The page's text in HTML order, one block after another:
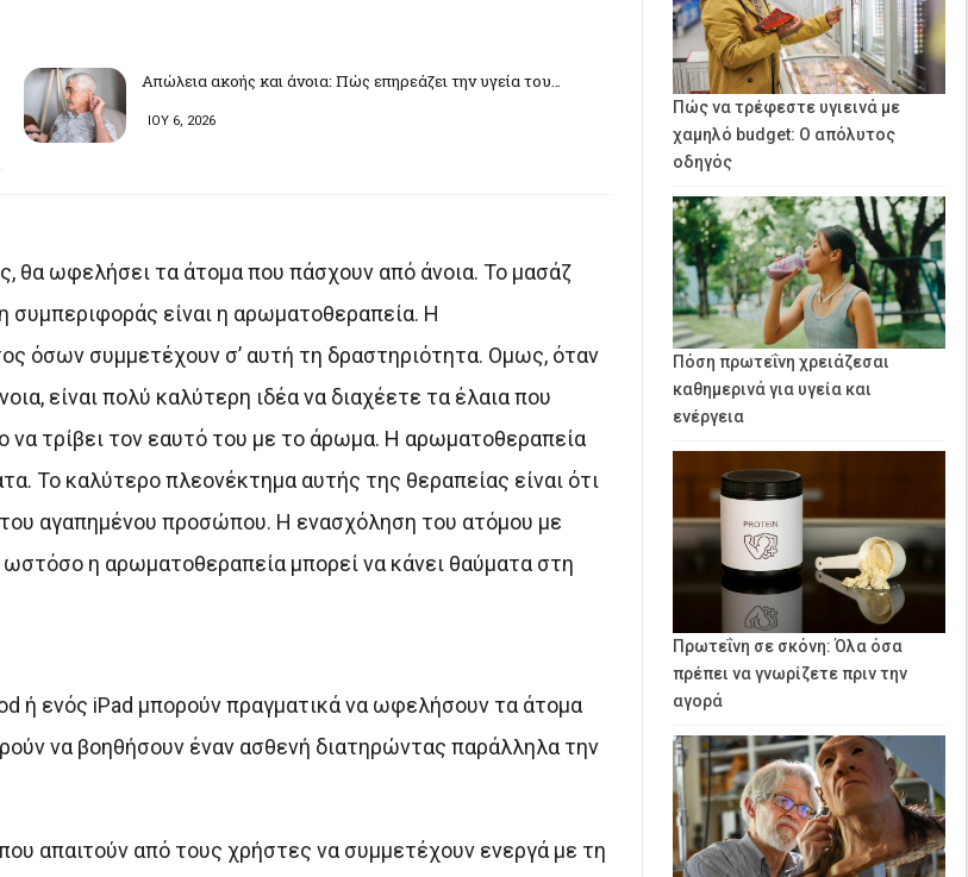
Απώλεια ακοής και άνοια: Πώς επηρεάζει την υγεία του…
ΙΟΥ 6, 2026
θα ωφελήσει τα άτομα που πάσχουν από άνοια. Το μασάζ
συμπεριφοράς είναι η αρωματοθεραπεία. Η
όσων συμμετέχουν σ’ αυτή τη δραστηριότητα. Ομως, όταν
είναι πολύ καλύτερη ιδέα να διαχέετε τα έλαια που
να τρίβει τον εαυτό του με το άρωμα. Η αρωματοθεραπεία
Το καλύτερο πλεονέκτημα αυτής της θεραπείας είναι ότι
αγαπημένου προσώπου. Η ενασχόληση του ατόμου με
ωστόσο η αρωματοθεραπεία μπορεί να κάνει θαύματα στη
ή ενός iPad μπορούν πραγματικά να ωφελήσουν τα άτομα
να βοηθήσουν έναν ασθενή διατηρώντας παράλληλα την
απαιτούν από τους χρήστες να συμμετέχουν ενεργά με τη
Πώς να τρέφεστε υγιεινά με
χαμηλό budget: Ο απόλυτος
οδηγός
Πόση πρωτεΐνη χρειάζεσαι
καθημερινά για υγεία και
ενέργεια
Πρωτεΐνη σε σκόνη: Όλα όσα
πρέπει να γνωρίζετε πριν την
αγορά